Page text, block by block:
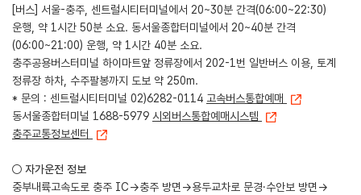
[버스] 서울-충주, 센트럴시티터미널에서 20~30분 간격(06:00~22:30)
운행, 약 1시간 50분 소요. 동서울종합터미널에서 20~40분 간격
(06:00~21:00) 운행, 약 1시간 40분 소요.
충주공용버스터미널 하이마트앞 정류장에서 202-1번 일반버스 이용, 토계
정류장 하차, 수주팔봉까지 도보 약 250m.
* 문의 : 센트럴시티터미널 02)6282-0114 고속버스통합예매
동서울종합터미널 1688-5979 시외버스통합예매시스템
충주교통정보센터
○ 자가운전 정보
중부내륙고속도로 충주 IC→충주 방면→용두교차로 문경·수안보 방면→